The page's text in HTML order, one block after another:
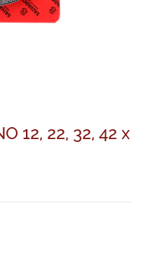
12, 22, 32, 42 x